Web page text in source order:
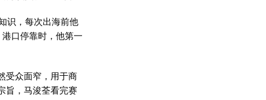
识，每次出海前他
口停靠时，他第一
受众面窄，用于商
旨，马浚荃看完赛